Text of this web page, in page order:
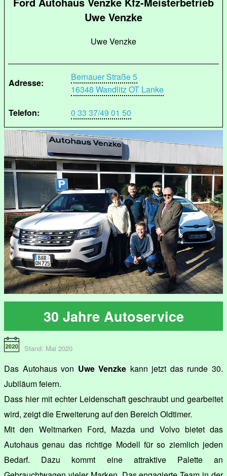
Uwe Venzke
Uwe Venzke
Adresse:
Bernauer Straße 5
16348 Wandlitz OT Lanke
Telefon:
0 33 37/49 01 50
30 Jahre Autoservice
Stand: Mai 2020
Das Autohaus von Uwe Venzke kann jetzt das runde 30.
Jubiläum feiern.
Dass hier mit echter Leidenschaft geschraubt und gearbeitet
wird, zeigt die Erweiterung auf den Bereich Oldtimer.
Mit den Weltmarken Ford, Mazda und Volvo bietet das
Autohaus genau das richtige Modell für so ziemlich jeden
Bedarf. Dazu kommt eine attraktive Palette an